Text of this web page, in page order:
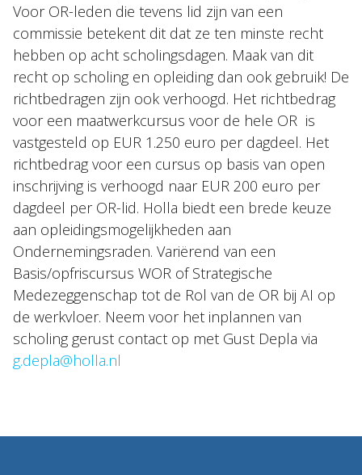
Voor OR-leden die tevens lid zijn van een
commissie betekent dit dat ze ten minste recht
hebben op acht scholingsdagen. Maak van dit
recht op scholing en opleiding dan ook gebruik! De
richtbedragen zijn ook verhoogd. Het richtbedrag
voor een maatwerkcursus voor de hele OR is
vastgesteld op EUR 1.250 euro per dagdeel. Het
richtbedrag voor een cursus op basis van open
inschrijving is verhoogd naar EUR 200 euro per
dagdeel per OR-lid. Holla biedt een brede keuze
aan opleidingsmogelijkheden aan
Ondernemingsraden. Variërend van een
Basis/opfriscursus WOR of Strategische
Medezeggenschap tot de Rol van de OR bij AI op
de werkvloer. Neem voor het inplannen van
scholing gerust contact op met Gust Depla via
g.depla@holla.nl